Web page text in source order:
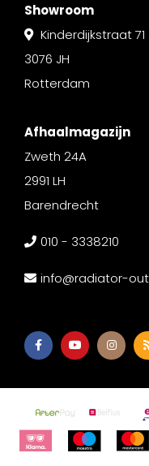
Showroom
Kinderdijkstraat 71
3076 JH
Rotterdam
Afhaalmagazijn
Zweth 24A
2991 LH
Barendrecht
010 - 3338210
info@radiator-